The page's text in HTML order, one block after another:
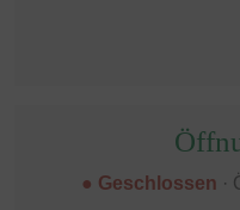
● Geschlossen ·